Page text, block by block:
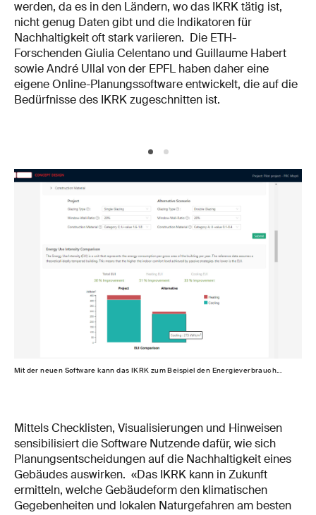
werden, da es in den Ländern, wo das IKRK tätig ist,
nicht genug Daten gibt und die Indikatoren für
Nachhaltigkeit oft stark variieren. Die ETH-
Forschenden Giulia Celentano und Guillaume Habert
sowie André Ullal von der EPFL haben daher eine
eigene Online-Planungssoftware entwickelt, die auf die
Bedürfnisse des IKRK zugeschnitten ist.
Mit der neuen Software kann das IKRK zum Beispiel den Energieverbrauch...
Mittels Checklisten, Visualisierungen und Hinweisen
sensibilisiert die Software Nutzende dafür, wie sich
Planungsentscheidungen auf die Nachhaltigkeit eines
Gebäudes auswirken. «Das IKRK kann in Zukunft
ermitteln, welche Gebäudeform den klimatischen
Gegebenheiten und lokalen Naturgefahren am besten